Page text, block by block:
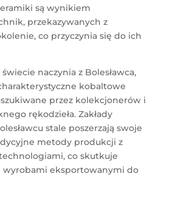
są wynikiem
przekazywanych z
co przyczynia się do ich
naczynia z Bolesławca,
kobaltowe
przez kolekcjonerów i
rękodzieła. Zakłady
stale poszerzają swoje
metody produkcji z
co skutkuje
wyrobami eksportowanymi do